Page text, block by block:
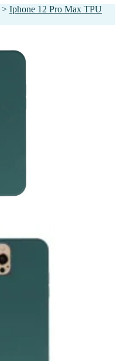
> Iphone 12 Pro Max TPU